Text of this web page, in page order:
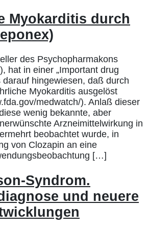
Myokarditis durch
des Psychopharmakons
hat in einer „Important drug
darauf hingewiesen, daß durch
Myokarditis ausgelöst
medwatch/). Anlaß dieser
wenig bekannte, aber
Arzneimittelwirkung in
beobachtet wurde, in
von Clozapin an eine
[…]
Syndrom.
und neuere